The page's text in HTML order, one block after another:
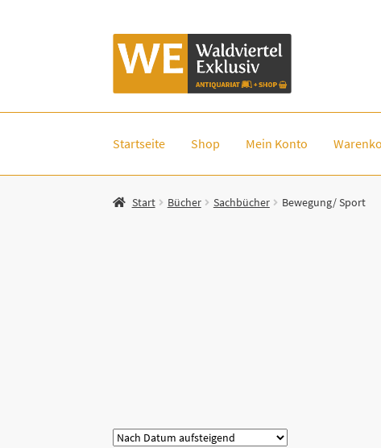
Zur
Navigation
Zum
Inhalt
Startseite Shop Mein Konto
Start Bücher Sachbücher Bewegung/ Sport